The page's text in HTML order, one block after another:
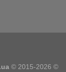
© 2015-2026 ©